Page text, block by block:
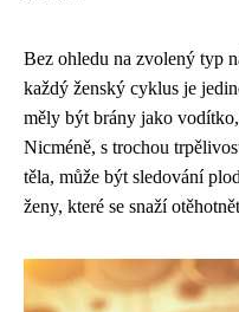
Bez ohledu na zvolený typ
každý ženský cyklus je
měly být brány jako
Nicméně, s trochou
těla, může být sledování
ženy, které se snaží